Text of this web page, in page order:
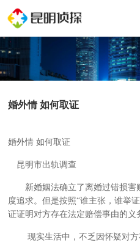
婚外情 如何取证
婚外情 如何取证
昆明市出轨调查 婚外
新婚姻法确立了离婚过错损害
度追求。但是按照“谁主张，谁举
证证明对方存在法定赔偿事由的义
现实生活中，不乏因怀疑对方